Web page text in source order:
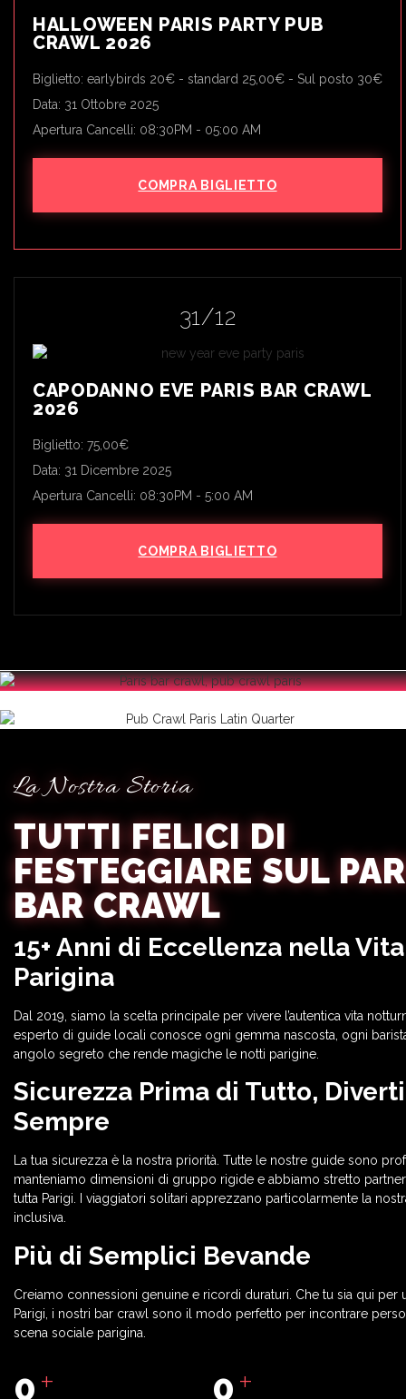
HALLOWEEN PARIS PARTY PUB
CRAWL 2026
Biglietto: earlybirds 20€ - standard 25,00€ - Sul posto 30€
Data: 31 Ottobre 2025
Apertura Cancelli: 08:30PM - 05:00 AM
COMPRA BIGLIETTO
31/12
CAPODANNO EVE PARIS BAR CRAWL
2026
Biglietto: 75,00€
Data: 31 Dicembre 2025
Apertura Cancelli: 08:30PM - 5:00 AM
COMPRA BIGLIETTO
La Nostra Storia
TUTTI FELICI DI
FESTEGGIARE SUL
BAR CRAWL
15+ Anni di Eccellenza nella
Parigina
Dal 2019, siamo la scelta principale per vivere l’autentica vita
esperto di guide locali conosce ogni gemma nascosta, ogni
angolo segreto che rende magiche le notti parigine.
Sicurezza Prima di Tutto,
Sempre
La tua sicurezza è la nostra priorità. Tutte le nostre guide sono
manteniamo dimensioni di gruppo rigide e abbiamo stretto
tutta Parigi. I viaggiatori solitari apprezzano particolarmente la
inclusiva.
Più di Semplici Bevande
Creiamo connessioni genuine e ricordi duraturi. Che tu sia qui per
Parigi, i nostri bar crawl sono il modo perfetto per incontrare
scena sociale parigina.
0+ 0+